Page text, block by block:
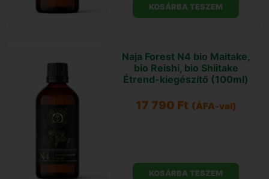
KOSÁRBA TESZEM
Naja Forest N4 bio Maitake,
bio Reishi, bio Shiitake
Étrend-kiegészítő (100ml)
17 790 Ft (ÁFA-val)
KOSÁRBA TESZEM